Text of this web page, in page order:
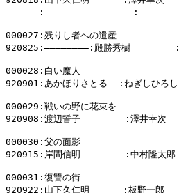
:                :
000027:残りし者への遺産
920825:――――――――:殿勝秀樹
000028:白い魔人
920901:あかほりさとる  :ねぎし
000029:戦いの野に花束を
920908:渡辺誓子        :澤井幸
000030:父の面影
920915:岸間信明        :中村隆太
000031:復讐の街
920922:山下久仁明      :板野一